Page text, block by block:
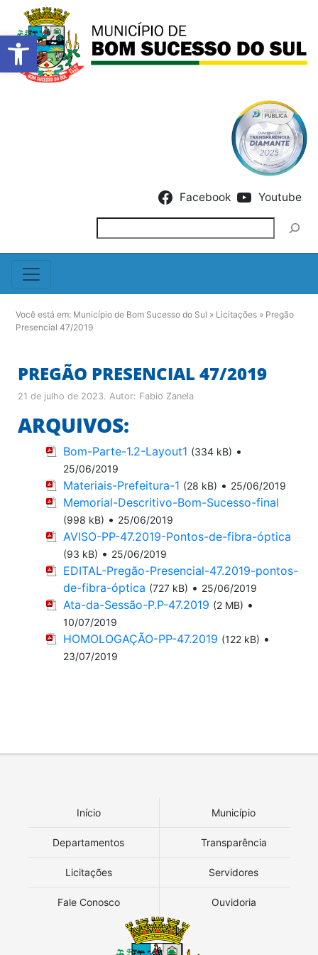
Barra de Ferramentas
Facebook Youtube
Você está em: Município de Bom Sucesso do Sul » Licitações » Pregão
Presencial 47/2019
PREGÃO PRESENCIAL 47/2019
21 de julho de 2023. Autor: Fabio Zanela
ARQUIVOS:
Bom-Parte-1.2-Layout1 (334 kB) •
25/06/2019
Materiais-Prefeitura-1 (28 kB) • 25/06/2019
Memorial-Descritivo-Bom-Sucesso-final
(998 kB) • 25/06/2019
AVISO-PP-47.2019-Pontos-de-fibra-óptica
(93 kB) • 25/06/2019
EDITAL-Pregão-Presencial-47.2019-pontos-
de-fibra-óptica (727 kB) • 25/06/2019
Ata-da-Sessão-P.P-47.2019 (2 MB) •
10/07/2019
HOMOLOGAÇÃO-PP-47.2019 (122 kB) •
23/07/2019
Início Município
Departamentos Transparência
Licitações Servidores
Fale Conosco Ouvidoria